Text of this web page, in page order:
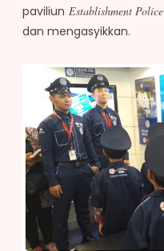
paviliun Establishment Police
dan mengasyikkan.